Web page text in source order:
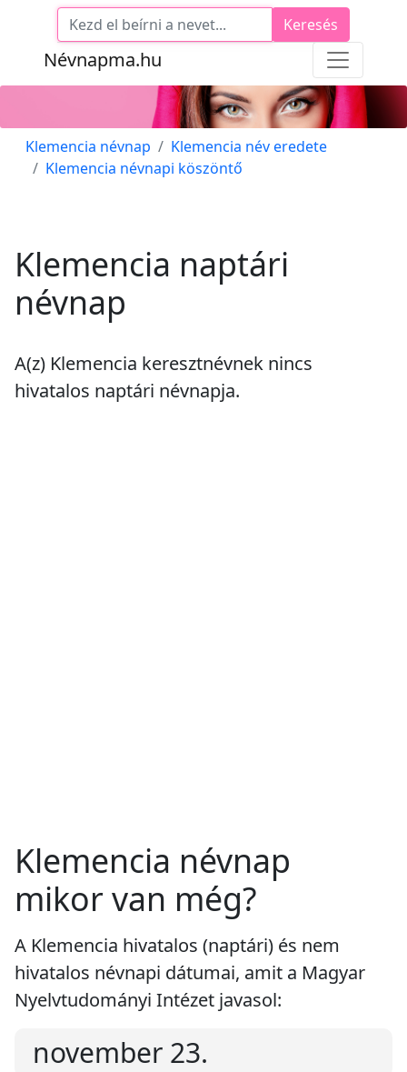
Névnapma.hu
Keresés
Klemencia névnap
Klemencia név eredete
Klemencia névnapi köszöntő
Klemencia naptári
névnap
A(z) Klemencia keresztnévnek nincs
hivatalos naptári névnapja.
Klemencia névnap
mikor van még?
A Klemencia hivatalos (naptári) és nem
hivatalos névnapi dátumai, amit a Magyar
Nyelvtudományi Intézet javasol:
november 23.